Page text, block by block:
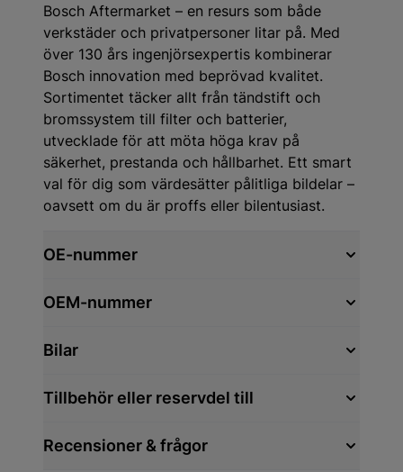
Bosch Aftermarket – en resurs som både
verkstäder och privatpersoner litar på. Med
över 130 års ingenjörsexpertis kombinerar
Bosch innovation med beprövad kvalitet.
Sortimentet täcker allt från tändstift och
bromssystem till filter och batterier,
utvecklade för att möta höga krav på
säkerhet, prestanda och hållbarhet. Ett smart
val för dig som värdesätter pålitliga bildelar –
oavsett om du är proffs eller bilentusiast.
OE-nummer
OEM-nummer
Bilar
Tillbehör eller reservdel till
Recensioner & frågor